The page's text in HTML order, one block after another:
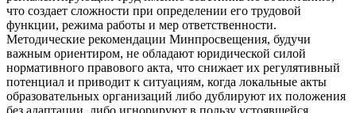
что создает сложности при определении его трудовой
функции, режима работы и мер ответственности.
Методические рекомендации Минпросвещения, будучи
важным ориентиром, не обладают юридической силой
нормативного правового акта, что снижает их регулятивный
потенциал и приводит к ситуациям, когда локальные акты
образовательных организаций либо дублируют их положения